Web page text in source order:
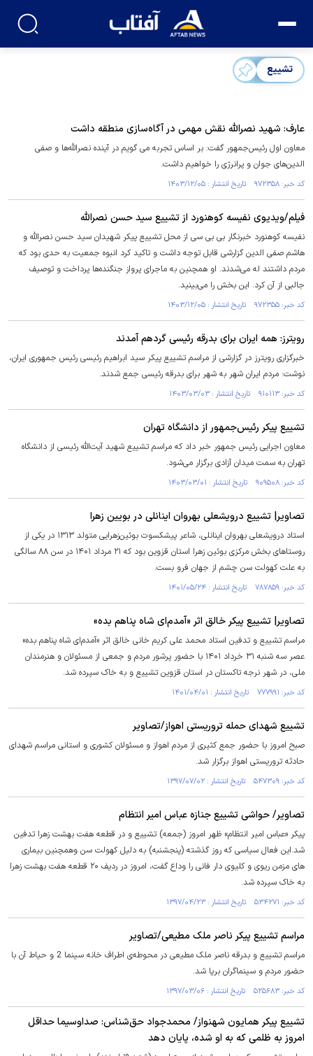
تشییع
عارف: شهید نصرالله نقش مهمی در آگاه‌سازی منطقه داشت
معاون اول رئیس‌جمهور گفت: بر اساس تجربه می گویم در آینده نصرالله‌ها و صفی
الدین‌های جوان و پرانرژی را خواهیم داشت.
کد خبر: ۹۷۲۳۵۸ تاریخ انتشار : ۱۴۰۳/۱۲/۰۵
فیلم/ویدیوی نفیسه کوهنورد از تشییع سید حسن نصرالله
نفیسه کوهنورد خبرنگار بی بی سی از محل تشییع پیکر شهیدان سید حسن نصرالله و
هاشم صفی الدین گزارشی قابل توجه داشت و تاکید کرد انبوه جمعیت به حدی بود که
مردم داشتند له می‌شدند. او همچنین به ماجرای پرواز جنگنده‌ها پرداخت و توصیف
جالبی از آن کرد. این بخش را می‌بینید.
کد خبر: ۹۷۲۳۵۵ تاریخ انتشار : ۱۴۰۳/۱۲/۰۵
رویترز: همه ایران برای بدرقه رئیسی گردهم آمدند
خبرگزاری رویترز در گزارشی از مراسم تشییع پیکر سید ابراهیم رئیسی رئیس جمهوری ایران،
نوشت: مردم ایران شهر به شهر برای بدرقه رئیسی جمع شدند.
کد خبر: ۹۱۰۱۱۳ تاریخ انتشار : ۱۴۰۳/۰۳/۰۳
تشییع پیکر رئیس‌جمهور از دانشگاه تهران
معاون اجرایی رئیس جمهور خبر داد که مراسم تشییع شهید آیت‌الله رئیسی از دانشگاه
تهران به سمت میدان آزادی برگزار می‌شود.
کد خبر: ۹۰۹۵۰۸ تاریخ انتشار : ۱۴۰۳/۰۳/۰۱
تصاویر| تشییع درویشعلی بهروان اینانلی در بویین زهرا
استاد درویشعلی بهروان اینانلی، شاعر پیشکسوت بوئین‌زهرایی متولد ۱۳۱۳ در یکی از
روستا‌های بخش مرکزی بوئین زهرا استان قزوین بود که ۲۱ مرداد ۱۴۰۱ در سن ۸۸ سالگی
به علت کهولت سن چشم از جهان فرو بست.
کد خبر: ۷۸۷۸۵۹ تاریخ انتشار : ۱۴۰۱/۰۵/۲۴
تصاویر| تشییع پیکر خالق اثر «آمدم‌ای شاه پناهم بده»
مراسم تشییع و تدفین استاد محمد علی کریم خانی خالق اثر «آمدم‌ای شاه پناهم بده»
عصر سه شنبه ۳۱ خرداد ۱۴۰۱ با حضور پرشور مردم و جمعی از مسئولان و هنرمندان
ملی، در شهر نرجه تاکستان در استان قزوین تشییع و به خاک سپرده شد.
کد خبر: ۷۷۷۹۹۱ تاریخ انتشار : ۱۴۰۱/۰۴/۰۱
تشییع شهدای حمله تروریستی اهواز/تصاویر
صبح امروز با حضور جمع کثیری از مردم اهواز و مسئولان کشوری و استانی مراسم شهدای
حادثه تروریستی اهواز برگزار شد.
کد خبر: ۵۴۷۳۰۹ تاریخ انتشار : ۱۳۹۷/۰۷/۰۲
تصاویر/ حواشی تشییع جنازه عباس امیر انتظام
پیکر «عباس امیر انتظام» ظهر امروز (جمعه) تشییع و در قطعه هفت بهشت زهرا تدفین
شد.این فعال سیاسی که روز گذشته (پنجشنبه) به دلیل کهولت سن وهمچنین بیماری
های مزمن ریوی و کلیوی دار فانی را وداع گفت، امروز در ردیف ۲۰ قطعه هفت بهشت زهرا
به خاک سپرده شد.
کد خبر: ۵۳۴۲۷۱ تاریخ انتشار : ۱۳۹۷/۰۴/۲۳
مراسم تشییع پیکر ناصر ملک مطیعی/تصاویر
مراسم تشییع و بدرقه ناصر ملک مطیعی در محوطه‌ی اطراف خانه سینما 2 و حیاط آن با
حضور مردم و سینماگران برپا شد.
کد خبر: ۵۲۵۶۸۳ تاریخ انتشار : ۱۳۹۷/۰۳/۰۶
تشییع پیکر همایون شهنواز/ محمدجواد حق‌شناس: صداوسیما حداقل
امروز به ظلمی که به او شده، پایان دهد